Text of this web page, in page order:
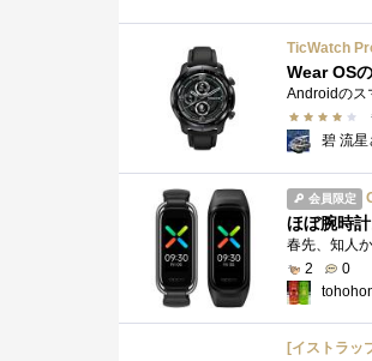
Wear OS
碧 流星
会員限定
ほぼ腕時計
2
0